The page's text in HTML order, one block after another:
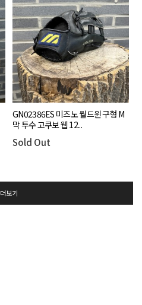
GN02386ES 미즈노 월드윈 구형 M
막 투수 고쿠보 웹 12...
Sold Out
더보기